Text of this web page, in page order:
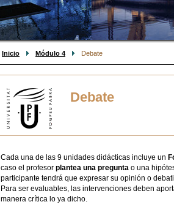
Inicio Módulo 4 Debate
Debate
Cada una de las 9 unidades didácticas incluye un
caso el profesor plantea una pregunta o una
participante tendrá que expresar su opinión o
Para ser evaluables, las intervenciones deben
manera crítica lo ya dicho.